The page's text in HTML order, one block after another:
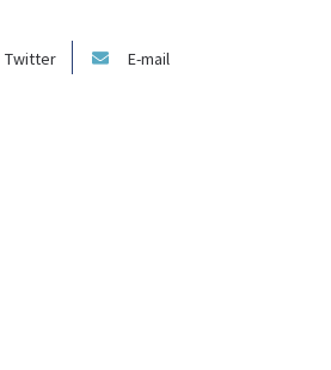
Twitter E-mail